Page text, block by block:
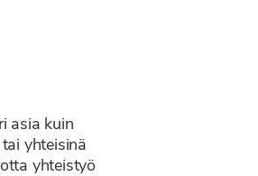
asia kuin
yhteisinä
yhteistyö